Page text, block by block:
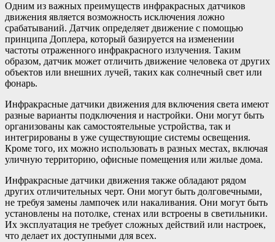
Одним из важных преимуществ инфракрасных датчиков
движения является возможность исключения ложно
срабатываний. Датчик определяет движение с помощью
принципа Доплера, который базируется на изменении
частоты отраженного инфракрасного излучения. Таким
образом, датчик может отличить движение человека от других
объектов или внешних лучей, таких как солнечный свет или
фонарь.
Инфракрасные датчики движения для включения света имеют
разные варианты подключения и настройки. Они могут быть
организованы как самостоятельные устройства, так и
интегрированы в уже существующие системы освещения.
Кроме того, их можно использовать в разных местах, включая
уличную территорию, офисные помещения или жилые дома.
Инфракрасные датчики движения также обладают рядом
других отличительных черт. Они могут быть долговечными,
не требуя замены лампочек или накаливания. Они могут быть
установлены на потолке, стенах или встроены в светильники.
Их эксплуатация не требует сложных действий или настроек,
что делает их доступными для всех.